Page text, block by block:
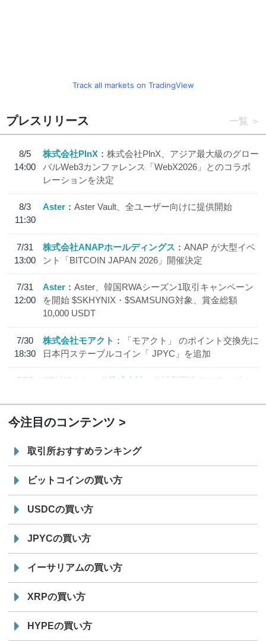
Track all markets on TradingView
プレスリリース 一覧
8/5
14:00
株式会社PlnX
株式会社PlnX、アジア最大級のグロー
バルWeb3カンファレンス「WebX2026」とのコラボ
レーションを決定
8/3
11:30
Aster Aster Vault、全ユーザー向けに提供開始
7/31
13:00
株式会社ANAPホールディングス
ANAP が大型イベ
ント「BITCOIN JAPAN 2026」開催決定
7/31
12:00
Aster
Aster、韓国RWAシーズン1取引キャンペーン
を開始 $SKHYNIX・$SAMSUNG対象、賞金総額
10,000 USDT
7/30
18:30
株式会社モアクト
「モアクト」 のポイント交換先に
日本円ステーブルコイン「 JPYC」を追加
7/29
SBI VCトレード株式会社
信託型円建てステーブル
今注目のコンテンツ
取引所おすすめランキング
ビットコインの買い方
USDCの買い方
JPYCの買い方
イーサリアムの買い方
XRPの買い方
HYPEの買い方